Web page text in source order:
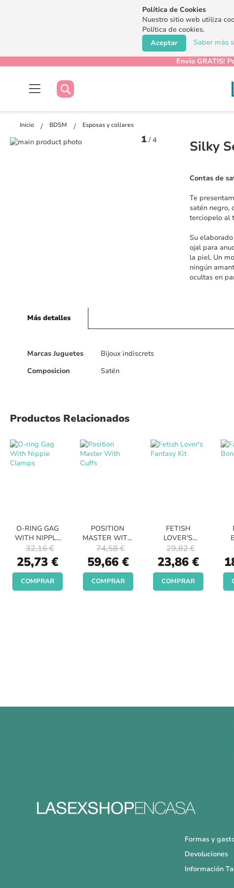
Política de Cookies
Nuestro sitio web utiliza
Política de cookies.
Saber más
Aceptar
Envío GRATIS!
Buscar
Buscar
Inicio BDSM Esposas y collares
Saltar
1 / 4 Silky
Contas de
Te
satén negro,
terciopelo al
Su
ojal para
la piel. Un
ningún
ocultas en
Más detalles
Más
Marcas Juguetes
Bijoux indiscrets
Composicion
Satén
Productos Relacionados
O-RING GAG
WITH NIPPLE
CLAMPS
Special
Price
25,73 €
32,16 €
COMPRAR
POSITION
MASTER WITH
CUFFS
Special
Price
59,66 €
74,58 €
COMPRAR
FETISH
LOVER'S
FANTASY KIT
Special
Price
23,86 €
29,82 €
COMPRAR
Formas y
Devoluciones
Información